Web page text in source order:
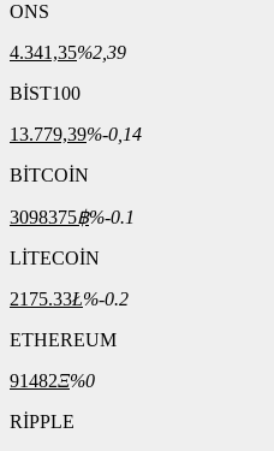
ONS
4.341,35%2,39
BİST100
13.779,39%-0,14
BİTCOİN
3098375฿%-0.1
LİTECOİN
2175.33Ł%-0.2
ETHEREUM
91482Ξ%0
RİPPLE